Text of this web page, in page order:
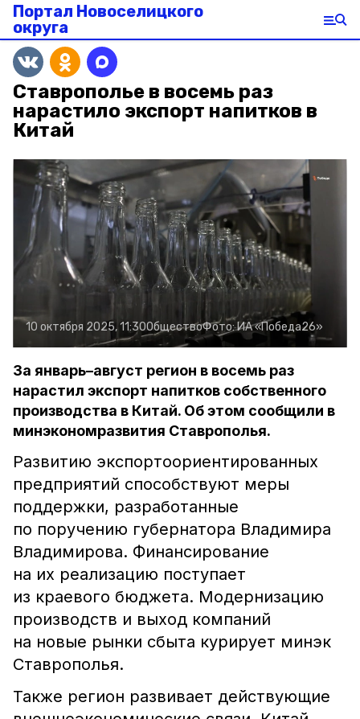
Портал Новоселицкого
округа
Ставрополье в восемь раз
нарастило экспорт напитков в
Китай
10 октября 2025, 11:30ОбществоФото:ИА «Победа26»
За январь–август регион в восемь раз
нарастил экспорт напитков собственного
производства в Китай. Об этом сообщили в
минэкономразвития Ставрополья.
Развитию экспортоориентированных
предприятий способствуют меры
поддержки, разработанные
по поручению губернатора Владимира
Владимирова. Финансирование
на их реализацию поступает
из краевого бюджета. Модернизацию
производств и выход компаний
на новые рынки сбыта курирует минэк
Ставрополья.
Также регион развивает действующие